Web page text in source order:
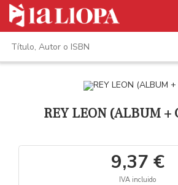
REY LEON (ALBUM +
9,37 €
IVA incluido